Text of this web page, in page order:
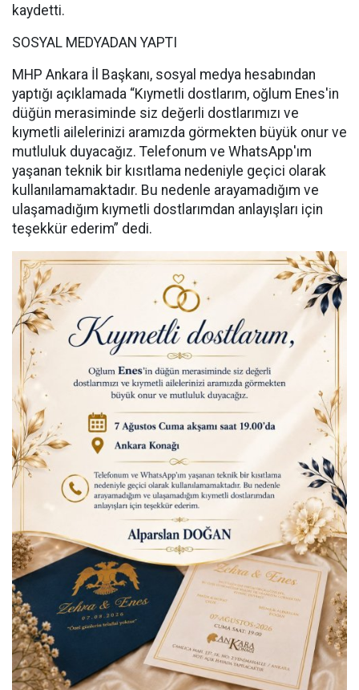
kaydetti.
SOSYAL MEDYADAN YAPTI
MHP Ankara İl Başkanı, sosyal medya hesabından
yaptığı açıklamada “Kıymetli dostlarım, oğlum Enes'in
düğün merasiminde siz değerli dostlarımızı ve
kıymetli ailelerinizi aramızda görmekten büyük onur ve
mutluluk duyacağız. Telefonum ve WhatsApp'ım
yaşanan teknik bir kısıtlama nedeniyle geçici olarak
kullanılamamaktadır. Bu nedenle arayamadığım ve
ulaşamadığım kıymetli dostlarımdan anlayışları için
teşekkür ederim” dedi.